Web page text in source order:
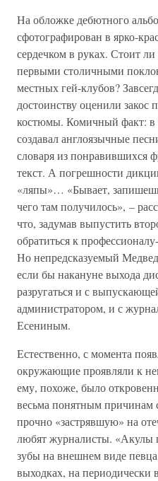
На обложке дебютного
сфотографирован в ярко-
сердечком в руках. Стоит ли
первыми столичными
местных гей-клубов?
достоинству оценили
костюмы. Комичный факт: в
создавал англоязычные
словаря из понравившихся
текст. А погрешности
«ляпы»… «Бывает,
чего там получилось», –
что, задумав выпустить
обратиться к
Но непредсказуемый
если бы накануне выхода
разругаться и с
администратором, и с
Есениным.
Естественно, с момента
окружающие проявляли к
ему, похоже, было
весьма понятным причинам
прочно «застрявшую» на
любят журналисты. «Акулы
зубы на внешнем виде
выходках, на